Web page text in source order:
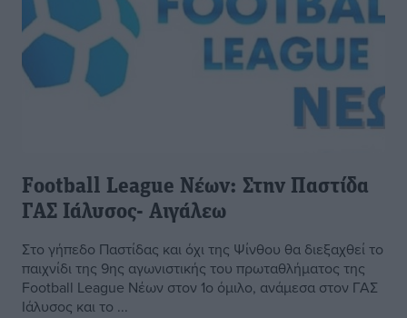
Football League Νέων: Στην Παστίδα
ΓΑΣ Ιάλυσος- Αιγάλεω
Στο γήπεδο Παστίδας και όχι της Ψίνθου θα διεξαχθεί το
παιχνίδι της 9ης αγωνιστικής του πρωταθλήματος της
Football League Νέων στον 1ο όμιλο, ανάμεσα στον ΓΑΣ
Ιάλυσος και το ...